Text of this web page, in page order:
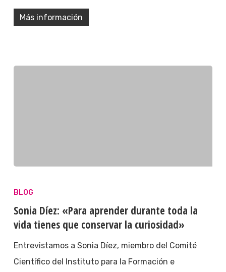
Más información
BLOG
Sonia Díez: «Para aprender durante toda la
vida tienes que conservar la curiosidad»
Entrevistamos a Sonia Díez, miembro del Comité
Científico del Instituto para la Formación e